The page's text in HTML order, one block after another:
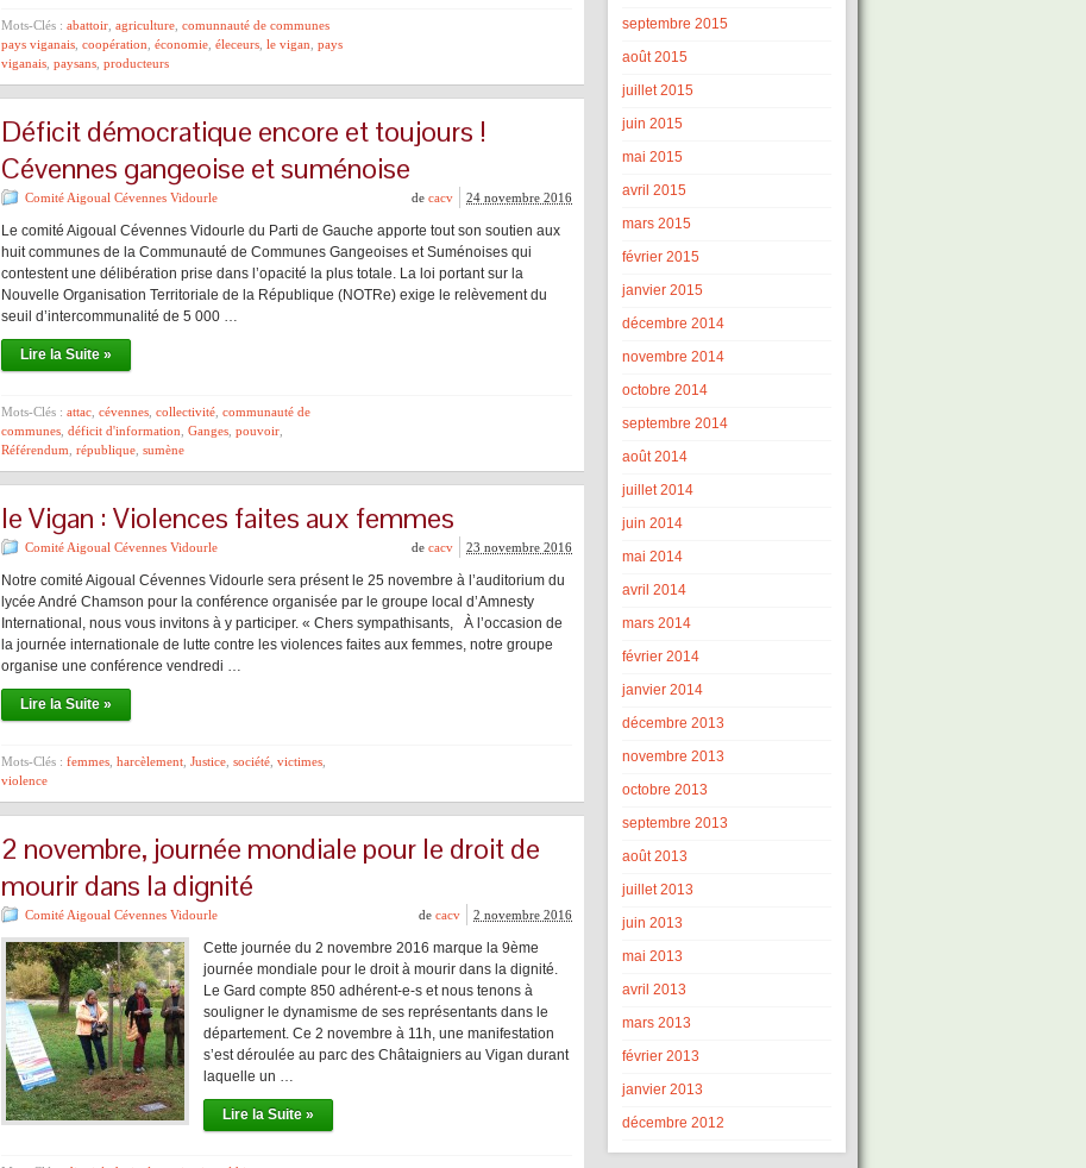
Mots-Clés : abattoir agriculture comunnauté de communes
pays viganais coopération économie éleceurs le vigan pays
viganais paysans producteurs
Déficit démocratique encore et toujours !
Cévennes gangeoise et suménoise
Comité Aigoual Cévennes Vidourle 24 novembre 2016
de cacv
Le comité Aigoual Cévennes Vidourle du Parti de Gauche apporte tout son soutien aux
huit communes de la Communauté de Communes Gangeoises et Suménoises qui
contestent une délibération prise dans l’opacité la plus totale. La loi portant sur la
Nouvelle Organisation Territoriale de la République (NOTRe) exige le relèvement du
seuil d’intercommunalité de 5 000 …
Lire la Suite »
Mots-Clés : attac cévennes collectivité communauté de
communes déficit d'information Ganges pouvoir
Référendum république sumène
le Vigan : Violences faites aux femmes
Comité Aigoual Cévennes Vidourle 23 novembre 2016
de cacv
Notre comité Aigoual Cévennes Vidourle sera présent le 25 novembre à l’auditorium du
lycée André Chamson pour la conférence organisée par le groupe local d’Amnesty
International, nous vous invitons à y participer. « Chers sympathisants, À l’occasion de
la journée internationale de lutte contre les violences faites aux femmes, notre groupe
organise une conférence vendredi …
Lire la Suite »
Mots-Clés : femmes harcèlement Justice société victimes
violence
2 novembre, journée mondiale pour le droit de
mourir dans la dignité
Comité Aigoual Cévennes Vidourle 2 novembre 2016
de cacv
Cette journée du 2 novembre 2016 marque la 9ème
journée mondiale pour le droit à mourir dans la dignité.
Le Gard compte 850 adhérent-e-s et nous tenons à
souligner le dynamisme de ses représentants dans le
département. Ce 2 novembre à 11h, une manifestation
s’est déroulée au parc des Châtaigniers au Vigan durant
laquelle un …
Lire la Suite »
septembre 2015
août 2015
juillet 2015
juin 2015
mai 2015
avril 2015
mars 2015
février 2015
janvier 2015
décembre 2014
novembre 2014
octobre 2014
septembre 2014
août 2014
juillet 2014
juin 2014
mai 2014
avril 2014
mars 2014
février 2014
janvier 2014
décembre 2013
novembre 2013
octobre 2013
septembre 2013
août 2013
juillet 2013
juin 2013
mai 2013
avril 2013
mars 2013
février 2013
janvier 2013
décembre 2012